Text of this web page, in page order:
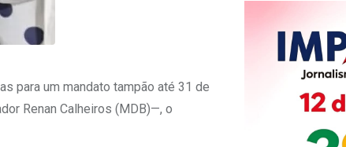
para um mandato tampão até 31 de
Renan Calheiros (MDB)—, o